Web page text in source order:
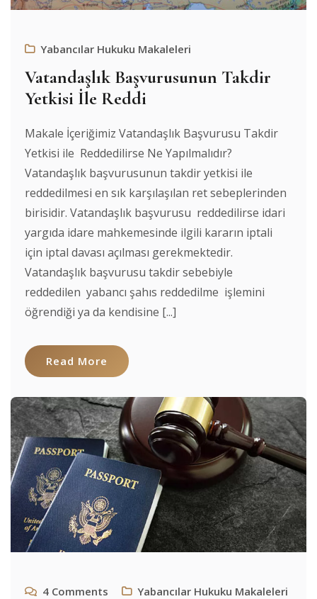
Yabancılar Hukuku Makaleleri
Vatandaşlık Başvurusunun Takdir
Yetkisi İle Reddi
Makale İçeriğimiz Vatandaşlık Başvurusu Takdir
Yetkisi ile Reddedilirse Ne Yapılmalıdır?
Vatandaşlık başvurusunun takdir yetkisi ile
reddedilmesi en sık karşılaşılan ret sebeplerinden
birisidir. Vatandaşlık başvurusu reddedilirse idari
yargıda idare mahkemesinde ilgili kararın iptali
için iptal davası açılması gerekmektedir.
Vatandaşlık başvurusu takdir sebebiyle
reddedilen yabancı şahıs reddedilme işlemini
öğrendiği ya da kendisine [...]
Read More
4 Comments Yabancılar Hukuku Makaleleri